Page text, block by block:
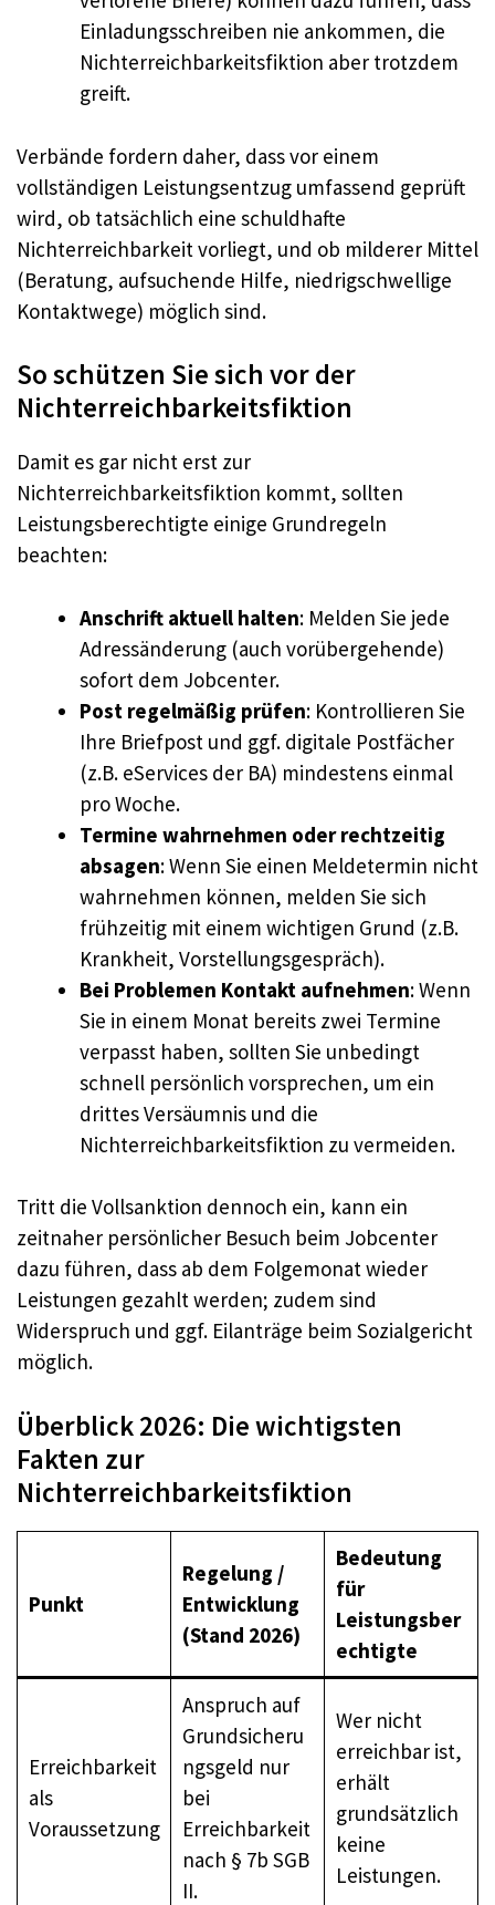
Einladungsschreiben nie ankommen, die
Nichterreichbarkeitsfiktion aber trotzdem
greift.
Verbände fordern daher, dass vor einem
vollständigen Leistungsentzug umfassend geprüft
wird, ob tatsächlich eine schuldhafte
Nichterreichbarkeit vorliegt, und ob milderer Mittel
(Beratung, aufsuchende Hilfe, niedrigschwellige
Kontaktwege) möglich sind.
So schützen Sie sich vor der
Nichterreichbarkeitsfiktion
Damit es gar nicht erst zur
Nichterreichbarkeitsfiktion kommt, sollten
Leistungsberechtigte einige Grundregeln
beachten:
Anschrift aktuell halten: Melden Sie jede
Adressänderung (auch vorübergehende)
sofort dem Jobcenter.
Post regelmäßig prüfen: Kontrollieren Sie
Ihre Briefpost und ggf. digitale Postfächer
(z.B. eServices der BA) mindestens einmal
pro Woche.
Termine wahrnehmen oder rechtzeitig
absagen: Wenn Sie einen Meldetermin nicht
wahrnehmen können, melden Sie sich
frühzeitig mit einem wichtigen Grund (z.B.
Krankheit, Vorstellungsgespräch).
Bei Problemen Kontakt aufnehmen: Wenn
Sie in einem Monat bereits zwei Termine
verpasst haben, sollten Sie unbedingt
schnell persönlich vorsprechen, um ein
drittes Versäumnis und die
Nichterreichbarkeitsfiktion zu vermeiden.
Tritt die Vollsanktion dennoch ein, kann ein
zeitnaher persönlicher Besuch beim Jobcenter
dazu führen, dass ab dem Folgemonat wieder
Leistungen gezahlt werden; zudem sind
Widerspruch und ggf. Eilanträge beim Sozialgericht
möglich.
Überblick 2026: Die wichtigsten
Fakten zur
Nichterreichbarkeitsfiktion
Punkt
Regelung /
Entwicklung
(Stand 2026)
Bedeutung
für
Leistungsber
echtigte
Erreichbarkeit
als
Voraussetzung
Anspruch auf
Grundsicheru
ngsgeld nur
bei
Erreichbarkeit
nach § 7b SGB
II.
Wer nicht
erreichbar ist,
erhält
grundsätzlich
keine
Leistungen.